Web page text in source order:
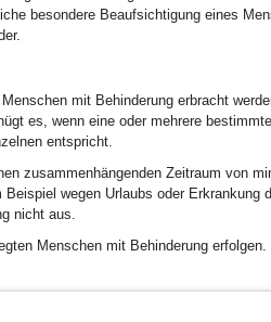
besondere Beaufsichtigung eines
mit Behinderung erbracht
es, wenn eine oder mehrere
entspricht.
zusammenhängenden Zeitraum von
wegen Urlaubs oder Erkrankung
nicht aus.
Menschen mit Behinderung erfolgen.